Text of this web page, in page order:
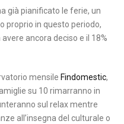
già pianificato le ferie, un
proprio in questo periodo,
ancora deciso e il 18%
mensile Findomestic,
su 10 rimarranno in
sul relax mentre
all’insegna del culturale o